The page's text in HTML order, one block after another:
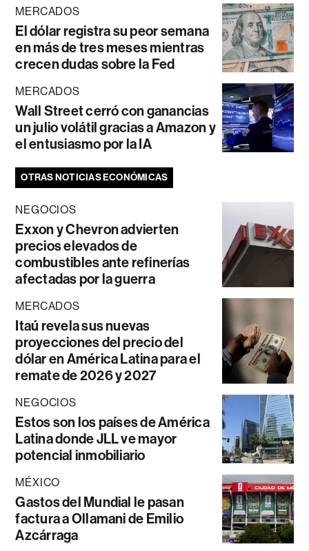
MERCADOS
El dólar registra su peor semana
en más de tres meses mientras
crecen dudas sobre la Fed
MERCADOS
Wall Street cerró con ganancias
un julio volátil gracias a Amazon y
el entusiasmo por la IA
OTRAS NOTICIAS ECONÓMICAS
NEGOCIOS
Exxon y Chevron advierten
precios elevados de
combustibles ante refinerías
afectadas por la guerra
MERCADOS
Itaú revela sus nuevas
proyecciones del precio del
dólar en América Latina para el
remate de 2026 y 2027
NEGOCIOS
Estos son los países de América
Latina donde JLL ve mayor
potencial inmobiliario
MÉXICO
Gastos del Mundial le pasan
factura a Ollamani de Emilio
Azcárraga